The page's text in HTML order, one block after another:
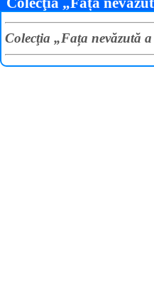
Colecţia „Fața nevăzută